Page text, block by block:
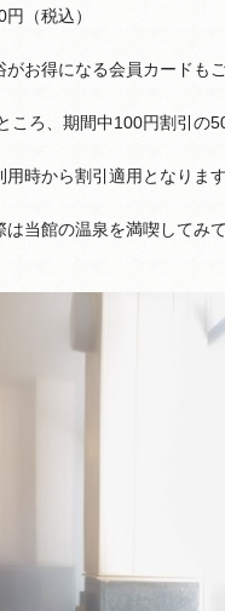
税込）
お得になる会員カードもご
ころ、期間中100円割引の
時から割引適用となります
当館の温泉を満喫してみ